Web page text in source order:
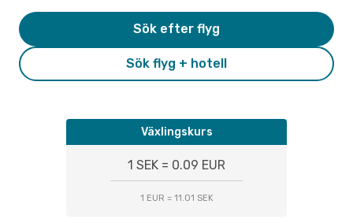
Sök flyg + hotell
Sök efter flyg
Växlingskurs
1 SEK = 0.09 EUR
1 EUR = 11.01 SEK